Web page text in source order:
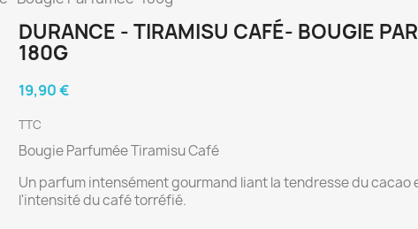
DURANCE - TIRAMISU CAFÉ- BOUGIE
180G
19,90 €
TTC
Bougie Parfumée Tiramisu Café
Un parfum intensément gourmand liant la tendresse du cacao
l'intensité du café torréfié.